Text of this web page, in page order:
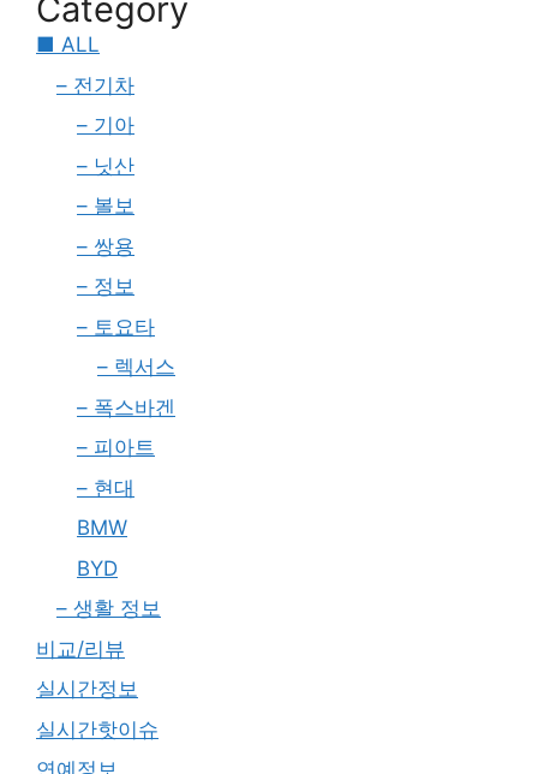
Category
■ ALL
– 전기차
– 기아
– 닛산
– 볼보
– 쌍용
– 정보
– 토요타
– 렉서스
– 폭스바겐
– 피아트
– 현대
BMW
BYD
– 생활 정보
비교/리뷰
실시간정보
실시간핫이슈